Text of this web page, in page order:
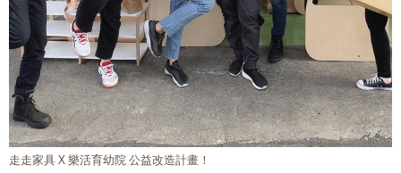
走走家具 X 樂活育幼院 公益改造計畫！